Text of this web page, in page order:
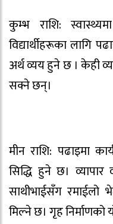
कुम्भ राशि:
विद्यार्थीहरूका लागि
अर्थ व्यय हुने छ । केही
सक्ने छन्।
मीन राशि: पढाइमा
सिद्धि हुने छ।
साथीभाईसँग
मिल्ने छ। गृह निर्माणको